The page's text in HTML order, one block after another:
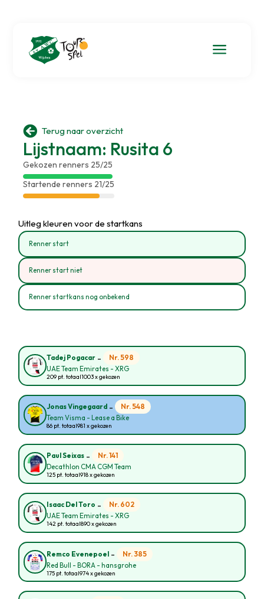
a
 Terug naar overzicht
Lijstnaam: Rusita 6
Gekozen renners 25/25
Startende renners 21/25
Uitleg kleuren voor de startkans
Renner start
Renner start niet
Renner startkans nog onbekend
Tadej Pogacar - Nr. 598
UAE Team Emirates - XRG
209 pt. totaal1003 x gekozen
Jonas Vingegaard - Nr. 548
Team Visma - Lease a Bike
86 pt. totaal981 x gekozen
Paul Seixas - Nr. 141
Decathlon CMA CGM Team
125 pt. totaal918 x gekozen
Isaac Del Toro - Nr. 602
UAE Team Emirates - XRG
142 pt. totaal890 x gekozen
Remco Evenepoel - Nr. 385
Red Bull - BORA - hansgrohe
175 pt. totaal974 x gekozen